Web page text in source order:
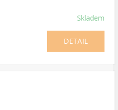
Skladem
DETAIL